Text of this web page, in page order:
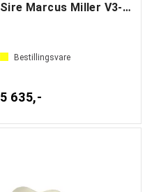
Sire Marcus Miller V3-4 Tobacco Sunburst
Bestillingsvare
5 635,-